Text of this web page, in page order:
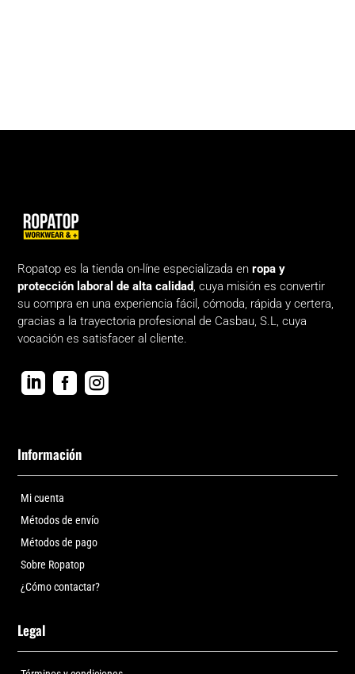
Ropatop es la tienda on-líne especializada enropa y
protección laboral de alta calidad, cuya misión es convertir
su compra en una experiencia fácil, cómoda, rápida y certera,
gracias a la trayectoria profesional de Casbau, S.L, cuya
vocación es satisfacer al cliente.
  
Información
Mi cuenta
Métodos de envío
Métodos de pago
Sobre Ropatop
¿Cómo contactar?
Legal